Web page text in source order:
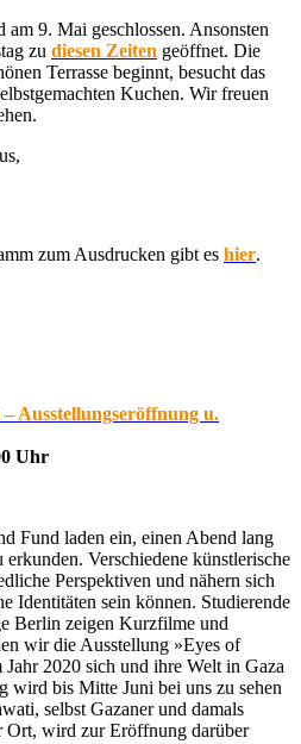
9. Mai geschlossen. Ansonsten
zu diesen Zeiten geöffnet. Die
Terrasse beginnt, besucht das
Kuchen. Wir freuen
zum Ausdrucken gibt es hier.
Ausstellungseröffnung u.
Uhr
Fund laden ein, einen Abend lang
erkunden. Verschiedene künstlerische
Perspektiven und nähern sich
Identitäten sein können. Studierende
Berlin zeigen Kurzfilme und
wir die Ausstellung »Eyes of
2020 sich und ihre Welt in Gaza
wird bis Mitte Juni bei uns zu sehen
selbst Gazaner und damals
Ort, wird zur Eröffnung darüber